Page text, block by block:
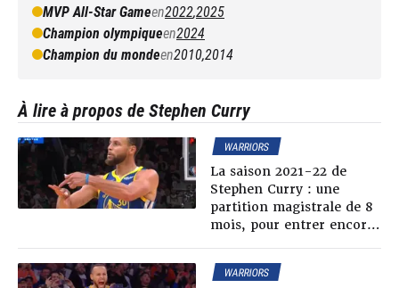
MVP All-Star Gameen2022,2025
Champion olympiqueen2024
Champion du mondeen2010,2014
À lire à propos de Stephen Curry
WARRIORS
La saison 2021-22 de
Stephen Curry : une
partition magistrale de 8
mois, pour entrer encore
WARRIORS